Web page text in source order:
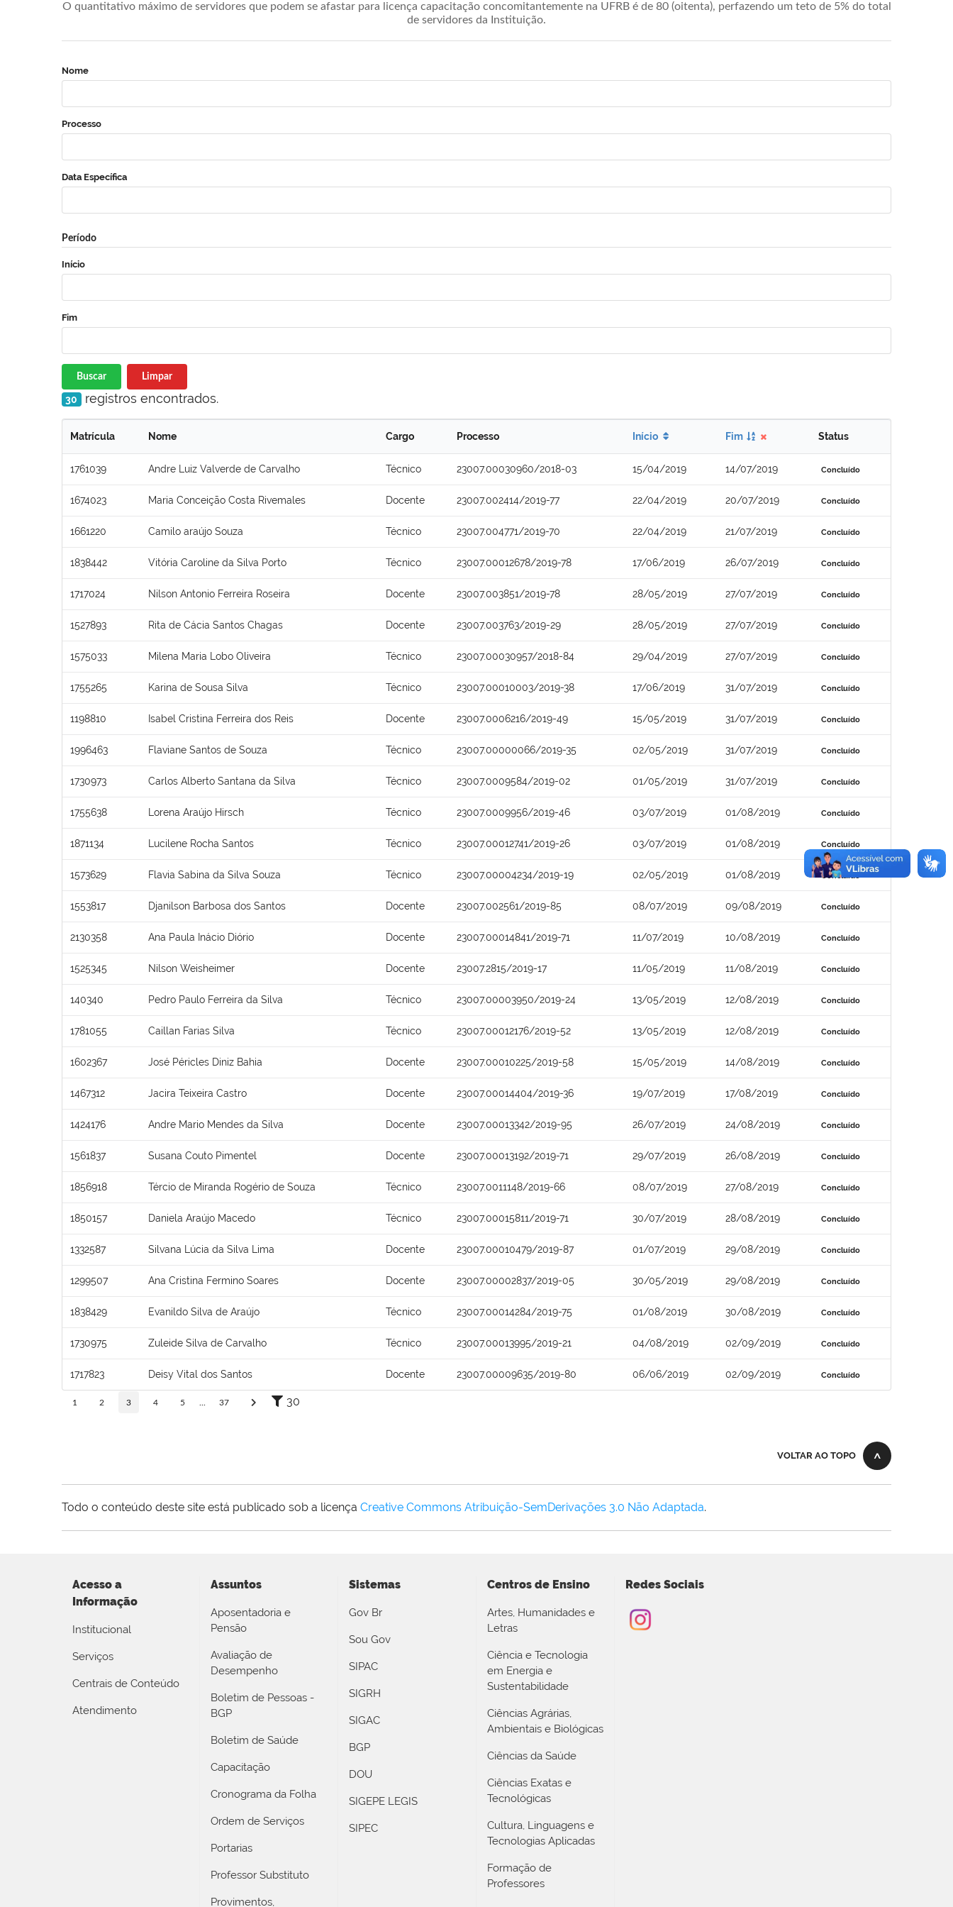
O quantitativo máximo de servidores que podem se afastar para licença capacitação concomitantemente na UFRB é de 80 (oitenta), perfazendo um teto de 5% do total
de servidores da Instituição.
Nome
Processo
Data Específica
Período
Início
Fim
Buscar Limpar
30 registros encontrados.
Matrícula Nome Cargo Processo Início Fim Status
1761039 Andre Luiz Valverde de Carvalho Técnico 23007.00030960/2018-03 15/04/2019 14/07/2019 Concluído
1674023 Maria Conceição Costa Rivemales Docente 23007.002414/2019-77 22/04/2019 20/07/2019 Concluído
1661220 Camilo araújo Souza Técnico 23007.004771/2019-70 22/04/2019 21/07/2019 Concluído
1838442 Vitória Caroline da Silva Porto Técnico 23007.00012678/2019-78 17/06/2019 26/07/2019 Concluído
1717024 Nilson Antonio Ferreira Roseira Docente 23007.003851/2019-78 28/05/2019 27/07/2019 Concluído
1527893 Rita de Cácia Santos Chagas Docente 23007.003763/2019-29 28/05/2019 27/07/2019 Concluído
1575033 Milena Maria Lobo Oliveira Técnico 23007.00030957/2018-84 29/04/2019 27/07/2019 Concluído
1755265 Karina de Sousa Silva Técnico 23007.00010003/2019-38 17/06/2019 31/07/2019 Concluído
1198810 Isabel Cristina Ferreira dos Reis Docente 23007.0006216/2019-49 15/05/2019 31/07/2019 Concluído
1996463 Flaviane Santos de Souza Técnico 23007.00000066/2019-35 02/05/2019 31/07/2019 Concluído
1730973 Carlos Alberto Santana da Silva Técnico 23007.0009584/2019-02 01/05/2019 31/07/2019 Concluído
1755638 Lorena Araújo Hirsch Técnico 23007.0009956/2019-46 03/07/2019 01/08/2019 Concluído
1871134 Lucilene Rocha Santos Técnico 23007.00012741/2019-26 03/07/2019 01/08/2019 Concluído
1573629 Flavia Sabina da Silva Souza Técnico 23007.00004234/2019-19 02/05/2019 01/08/2019 Concluído
1553817 Djanilson Barbosa dos Santos Docente 23007.002561/2019-85 08/07/2019 09/08/2019 Concluído
2130358 Ana Paula Inácio Diório Docente 23007.00014841/2019-71 11/07/2019 10/08/2019 Concluído
1525345 Nilson Weisheimer Docente 23007.2815/2019-17 11/05/2019 11/08/2019 Concluído
140340 Pedro Paulo Ferreira da Silva Técnico 23007.00003950/2019-24 13/05/2019 12/08/2019 Concluído
1781055 Caillan Farias Silva Técnico 23007.00012176/2019-52 13/05/2019 12/08/2019 Concluído
1602367 José Péricles Diniz Bahia Docente 23007.00010225/2019-58 15/05/2019 14/08/2019 Concluído
1467312 Jacira Teixeira Castro Docente 23007.00014404/2019-36 19/07/2019 17/08/2019 Concluído
1424176 Andre Mario Mendes da Silva Docente 23007.00013342/2019-95 26/07/2019 24/08/2019 Concluído
1561837 Susana Couto Pimentel Docente 23007.00013192/2019-71 29/07/2019 26/08/2019 Concluído
1856918 Tércio de Miranda Rogério de Souza Técnico 23007.0011148/2019-66 08/07/2019 27/08/2019 Concluído
1850157 Daniela Araújo Macedo Técnico 23007.00015811/2019-71 30/07/2019 28/08/2019 Concluído
1332587 Silvana Lúcia da Silva Lima Docente 23007.00010479/2019-87 01/07/2019 29/08/2019 Concluído
1299507 Ana Cristina Fermino Soares Docente 23007.00002837/2019-05 30/05/2019 29/08/2019 Concluído
1838429 Evanildo Silva de Araújo Técnico 23007.00014284/2019-75 01/08/2019 30/08/2019 Concluído
1730975 Zuleide Silva de Carvalho Técnico 23007.00013995/2019-21 04/08/2019 02/09/2019 Concluído
1717823 Deisy Vital dos Santos Docente 23007.00009635/2019-80 06/06/2019 02/09/2019 Concluído
1 2 3 4 5 37 30
VOLTAR AO TOPO
Todo o conteúdo deste site está publicado sob a licença Creative Commons Atribuição-SemDerivações 3.0 Não Adaptada.
Acesso a
Informação
Institucional
Serviços
Centrais de Conteúdo
Atendimento
Assuntos
Aposentadoria e
Pensão
Avaliação de
Desempenho
Boletim de Pessoas -
BGP
Boletim de Saúde
Capacitação
Cronograma da Folha
Ordem de Serviços
Portarias
Professor Substituto
Provimentos,
Sistemas
Gov Br
Sou Gov
SIPAC
SIGRH
SIGAC
BGP
DOU
SIGEPE LEGIS
SIPEC
Centros de Ensino
Artes, Humanidades e
Letras
Ciência e Tecnologia
em Energia e
Sustentabilidade
Ciências Agrárias,
Ambientais e Biológicas
Ciências da Saúde
Ciências Exatas e
Tecnológicas
Cultura, Linguagens e
Tecnologias Aplicadas
Formação de
Professores
Redes Sociais